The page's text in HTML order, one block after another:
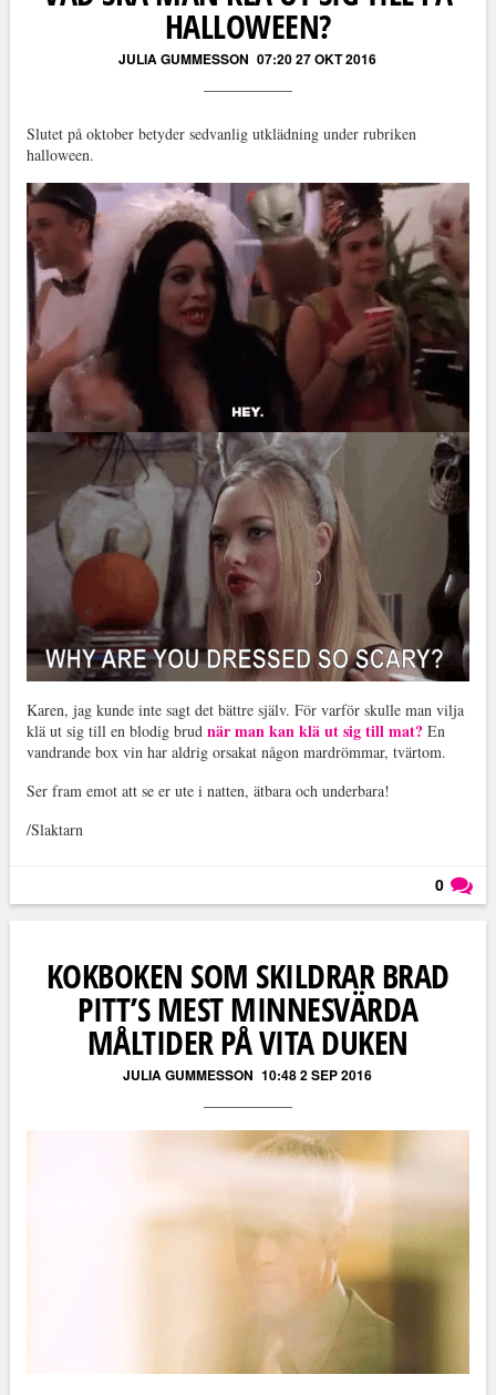
HALLOWEEN?
JULIA GUMMESSON 07:20 27 OKT 2016
Slutet på oktober betyder sedvanlig utklädning under rubriken
halloween.
Karen, jag kunde inte sagt det bättre själv. För varför skulle man vilja
klä ut sig till en blodig brud när man kan klä ut sig till mat?En
vandrande box vin har aldrig orsakat någon mardrömmar, tvärtom.
Ser fram emot att se er ute i natten, ätbara och underbara!
/Slaktarn
0
KOKBOKEN SOM SKILDRAR BRAD
PITT’S MEST MINNESVÄRDA
MÅLTIDER PÅ VITA DUKEN
JULIA GUMMESSON 10:48 2 SEP 2016